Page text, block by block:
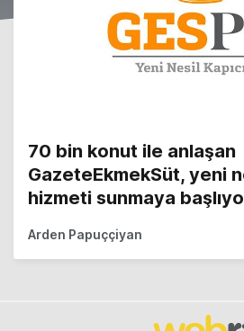
70 bin konut ile anlaşan
GazeteEkmekSüt, yeni
hizmeti sunmaya
Arden Papuççiyan